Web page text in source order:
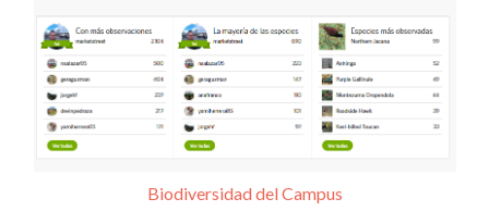
Biodiversidad del Campus